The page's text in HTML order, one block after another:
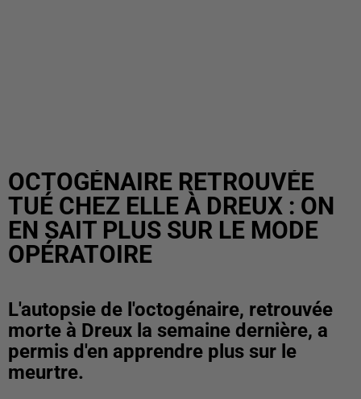
OCTOGÉNAIRE RETROUVÉE
TUÉ CHEZ ELLE À DREUX : ON
EN SAIT PLUS SUR LE MODE
OPÉRATOIRE
L'autopsie de l'octogénaire, retrouvée
morte à Dreux la semaine dernière, a
permis d'en apprendre plus sur le
meurtre.